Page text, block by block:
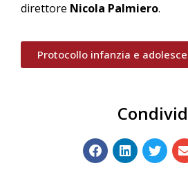
direttore Nicola Palmiero.
Protocollo infanzia e